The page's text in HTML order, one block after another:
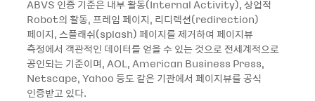
ABVS 인증 기준은 내부 활동(Internal Activity), 상업적
Robot의 활동, 프레임 페이지, 리디렉션(redirection)
페이지, 스플래쉬(splash) 페이지를 제거하여 페이지뷰
측정에서 객관적인 데이터를 얻을 수 있는 것으로 전세계적으로
공인되는 기준이며, AOL, American Business Press,
Netscape, Yahoo 등도 같은 기관에서 페이지뷰를 공식
인증받고 있다.